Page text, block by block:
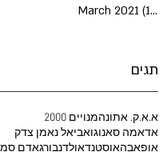
March 2021 (10)
תגים
2000 מנוייםא.א.ק. אתונה
אביאל נאמן צדקאדאמה סאנוגו
אדםאולדנבורגאוסטנדאופאבה